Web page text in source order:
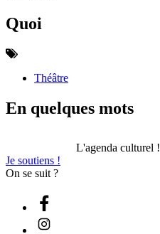
Quoi
Théâtre
En quelques mots
L'agenda culturel !
Je soutiens !
On se suit ?